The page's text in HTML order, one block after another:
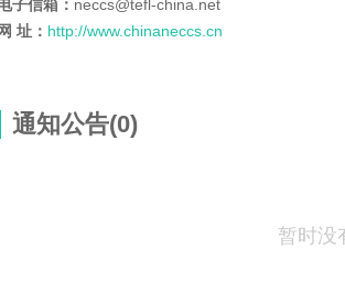
子信箱： neccs@tefl-china.net
网 址： http://www.chinaneccs.cn
通知公告(0)
暂时没